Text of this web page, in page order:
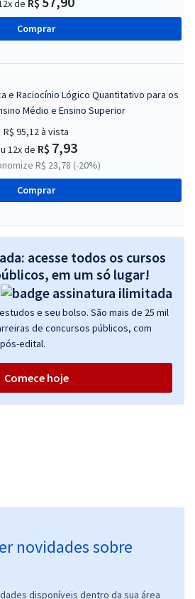
de R$
Comprar
e Raciocínio Lógico Quantitativo para os
Médio e Ensino Superior
R$ 95,12à vista
12x de R$ 7,93
R$ 23,78 (-20%)
Comprar
acesse todos os cursos
em um só lugar!
e seu bolso. São mais de 25 mil
de concursos públicos, com
edital.
Comece hoje
novidades sobre
disponíveis dentro da sua área